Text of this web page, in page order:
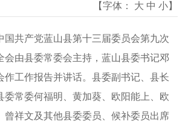
【字体： 大 中 小】
国共产党蓝山县第十三届委员会第九次
会由县委常委会主持，蓝山县委书记邓
作工作报告并讲话。县委副书记、县长
委常委何福明、黄加葵、欧阳能上、欧
曾祥文及其他县委委员、候补委员出席